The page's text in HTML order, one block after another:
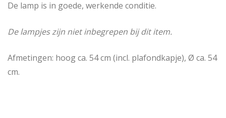
De lamp is in goede, werkende conditie.
De lampjes zijn niet inbegrepen bij dit item.
Afmetingen: hoog ca. 54 cm (incl. plafondkapje), Ø ca. 54
cm.